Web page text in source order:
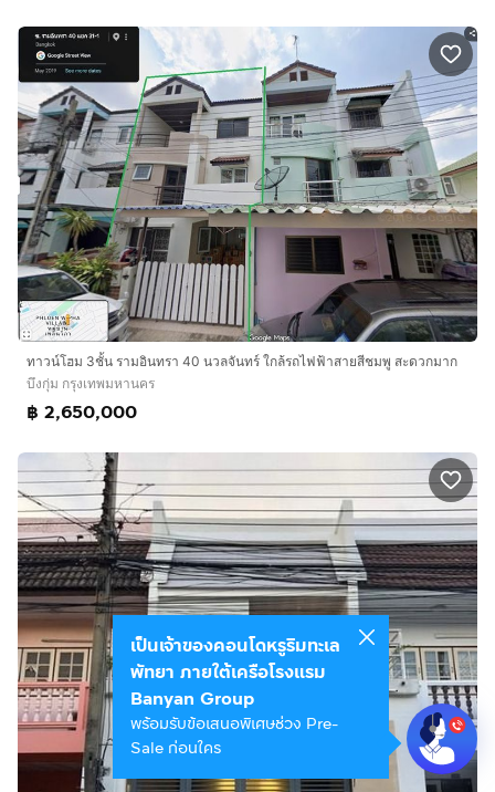
ทาวน์โฮม 3ชั้น รามอินทรา 40 นวลจันทร์ ใกล้รถไฟฟ้าสายสีชมพู สะดวกมาก
บึงกุ่ม กรุงเทพมหานคร
฿ 2,650,000
เป็นเจ้าของคอนโดหรูริมทะเล
พัทยา ภายใต้เครือโรงแรม
Banyan Group
พร้อมรับข้อเสนอพิเศษช่วง Pre-
Sale ก่อนใคร